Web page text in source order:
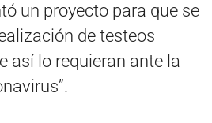
un proyecto para que se
de testeos
así lo requieran ante la